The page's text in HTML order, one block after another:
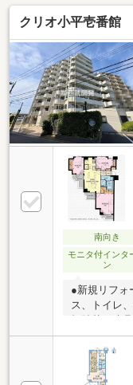
部屋探しは
利便性の高
街の魅力を
物件も多数
紹介可能・
理想の暮ら
クリオ小平壱番館
南向き
モニタ付インタ
ン
●新規リフォ
ス、トイレ
望は【0120-
す。◆まず
する（無料
談会受付中